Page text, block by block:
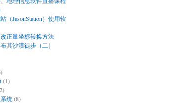
（JasonStation）使用软
正量坐标转换方法
其沙漠徒步（二）
(1)
统(8)